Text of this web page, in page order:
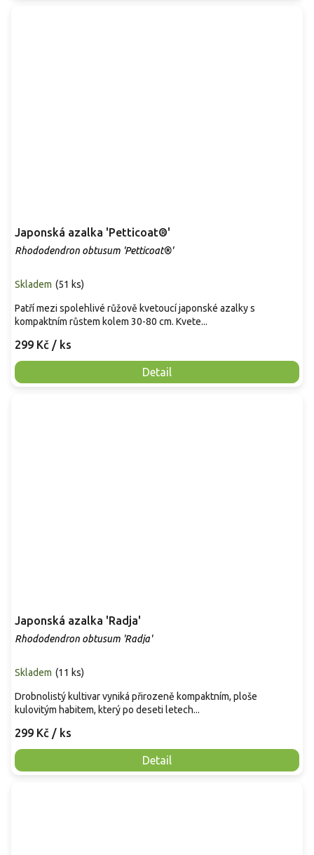
Japonská azalka 'Petticoat®'
Rhododendron obtusum 'Petticoat®'
Skladem (51 ks)
299 Kč / ks
Detail
Patří mezi spolehlivé růžově kvetoucí japonské azalky s
kompaktním růstem kolem 30-80 cm. Kvete...
Japonská azalka 'Radja'
Rhododendron obtusum 'Radja'
Skladem (11 ks)
299 Kč / ks
Detail
Drobnolistý kultivar vyniká přirozeně kompaktním, ploše
kulovitým habitem, který po deseti letech...